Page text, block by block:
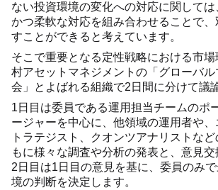
ない投資環境の変化への対応に関して
かつ柔軟な対応を組み合わせることで
すことができると考えています。
そこで重要となる定性戦略における市
村アセットマネジメントの「グローバル
会」とよばれる組織で2日間に分けて議
1日目は委員である運用担当チームのポ
ージャーを中心に、他領域の運用者や
トラテジスト、クオンツアナリストな
もに様々な調査や分析の発表と、意見交
2日目は1日目の意見を基に、委員のみ
境の判断を決定します。